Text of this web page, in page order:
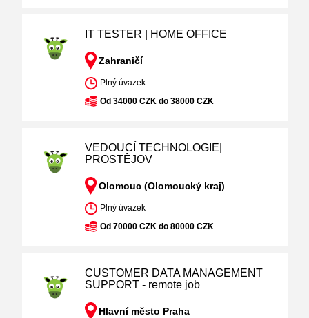
IT TESTER | HOME OFFICE
Zahraničí
Plný úvazek
Od 34000 CZK do 38000 CZK
VEDOUCÍ TECHNOLOGIE|
PROSTĚJOV
Olomouc (Olomoucký kraj)
Plný úvazek
Od 70000 CZK do 80000 CZK
CUSTOMER DATA MANAGEMENT
SUPPORT - remote job
Hlavní město Praha